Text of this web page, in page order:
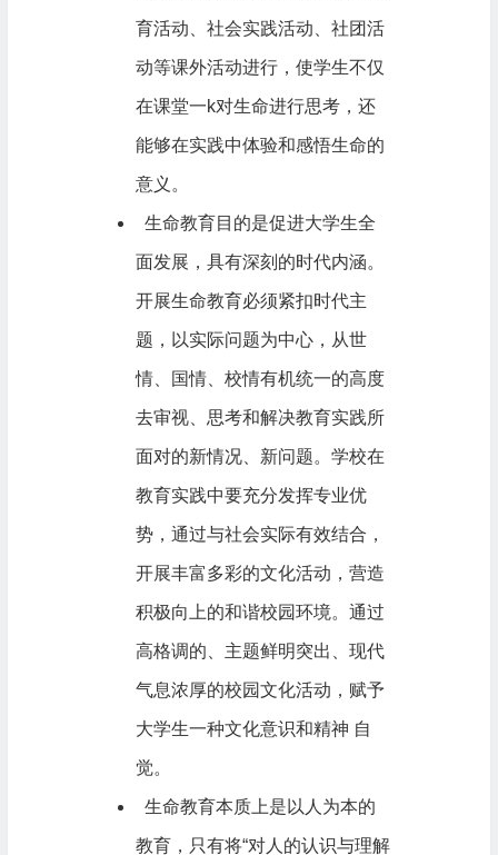
育活动、社会实践活动、社团活
动等课外活动进行，使学生不仅
在课堂一k对生命进行思考，还
能够在实践中体验和感悟生命的
意义。
生命教育目的是促进大学生全
面发展，具有深刻的时代内涵。
开展生命教育必须紧扣时代主
题，以实际问题为中心，从世
情、国情、校情有机统一的高度
去审视、思考和解决教育实践所
面对的新情况、新问题。学校在
教育实践中要充分发挥专业优
势，通过与社会实际有效结合，
开展丰富多彩的文化活动，营造
积极向上的和谐校园环境。通过
高格调的、主题鲜明突出、现代
气息浓厚的校园文化活动，赋予
大学生一种文化意识和精神 自
觉。
生命教育本质上是以人为本的
教育，只有将“对人的认识与理解